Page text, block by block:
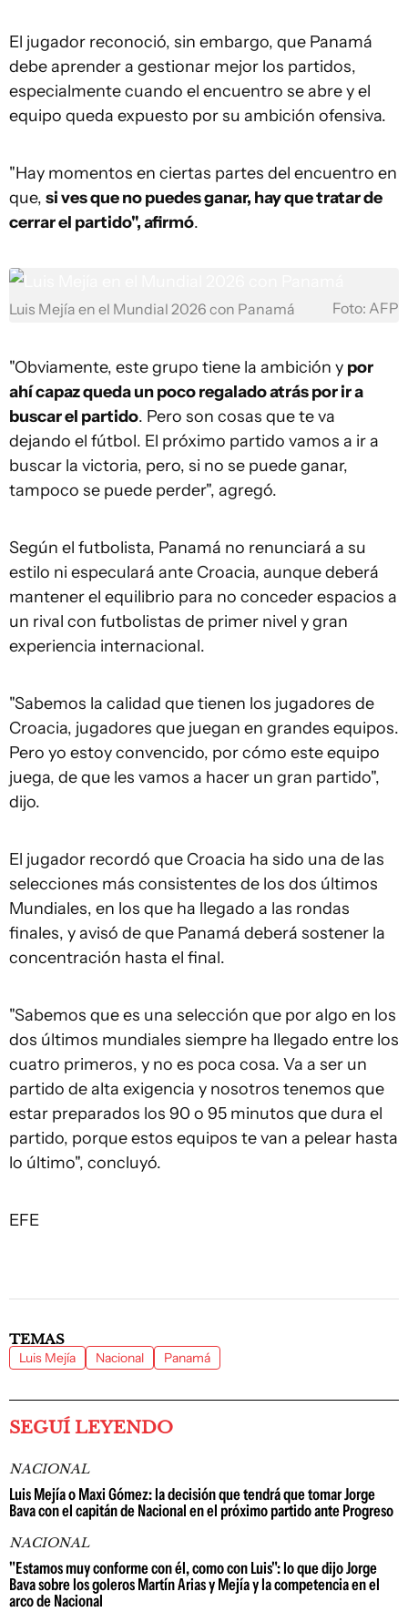
El jugador reconoció, sin embargo, que Panamá
debe aprender a gestionar mejor los partidos,
especialmente cuando el encuentro se abre y el
equipo queda expuesto por su ambición ofensiva.
"Hay momentos en ciertas partes del encuentro en
que, si ves que no puedes ganar, hay que tratar de
cerrar el partido", afirmó.
Luis Mejía en el Mundial 2026 con Panamá Foto: AFP
"Obviamente, este grupo tiene la ambición y por
ahí capaz queda un poco regalado atrás por ir a
buscar el partido. Pero son cosas que te va
dejando el fútbol. El próximo partido vamos a ir a
buscar la victoria, pero, si no se puede ganar,
tampoco se puede perder", agregó.
Según el futbolista, Panamá no renunciará a su
estilo ni especulará ante Croacia, aunque deberá
mantener el equilibrio para no conceder espacios a
un rival con futbolistas de primer nivel y gran
experiencia internacional.
"Sabemos la calidad que tienen los jugadores de
Croacia, jugadores que juegan en grandes equipos.
Pero yo estoy convencido, por cómo este equipo
juega, de que les vamos a hacer un gran partido",
dijo.
El jugador recordó que Croacia ha sido una de las
selecciones más consistentes de los dos últimos
Mundiales, en los que ha llegado a las rondas
finales, y avisó de que Panamá deberá sostener la
concentración hasta el final.
"Sabemos que es una selección que por algo en los
dos últimos mundiales siempre ha llegado entre los
cuatro primeros, y no es poca cosa. Va a ser un
partido de alta exigencia y nosotros tenemos que
estar preparados los 90 o 95 minutos que dura el
partido, porque estos equipos te van a pelear hasta
lo último", concluyó.
EFE
TEMAS
Luis Mejía Nacional Panamá
SEGUÍ LEYENDO
NACIONAL
Luis Mejía o Maxi Gómez: la decisión que tendrá que tomar Jorge
Bava con el capitán de Nacional en el próximo partido ante Progreso
NACIONAL
"Estamos muy conforme con él, como con Luis": lo que dijo Jorge
Bava sobre los goleros Martín Arias y Mejía y la competencia en el
arco de Nacional